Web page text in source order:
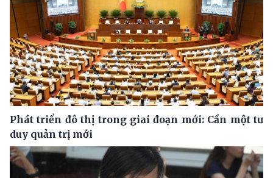
Phát triển đô thị trong giai đoạn mới: Cần một tư
duy quản trị mới